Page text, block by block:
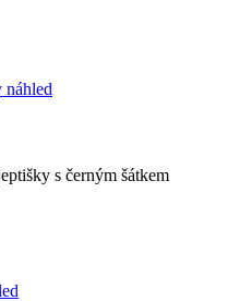
náhled
s černým šátkem